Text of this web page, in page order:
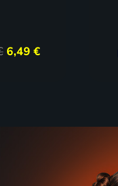
Ulice
6,49 €